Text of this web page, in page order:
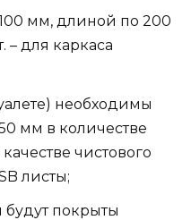
мм, длиной по 200
– для каркаса
необходимы
мм в количестве
чистового
листы;
покрыты